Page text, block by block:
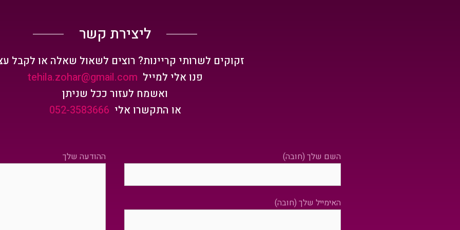
ליצירת קשר
זקוקים לשרותי קריינות? רוצים לשאול שאלה או לקבל
פנו אלי למייל tehila.zohar@gmail.com
ואשמח לעזור ככל שניתן
או התקשרו אלי 052-3583666
השם שלך (חובה)
האימייל שלך (חובה)
ההודעה שלך
Please leave this field empty.